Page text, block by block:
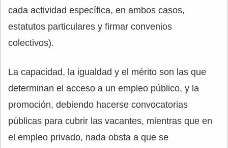
cada actividad específica, en ambos casos,
estatutos particulares y firmar convenios
colectivos).
La capacidad, la igualdad y el mérito son las que
determinan el acceso a un empleo público, y la
promoción, debiendo hacerse convocatorias
públicas para cubrir las vacantes, mientras que en
el empleo privado, nada obsta a que se